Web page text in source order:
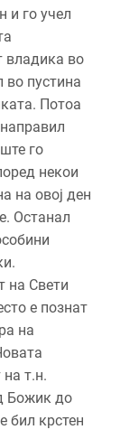
и го учел
владика во
во пустина
Потоа
го
некои
на овој ден
Останал
на Свети
е познат
на
т.н.
Божик до
бил крстен